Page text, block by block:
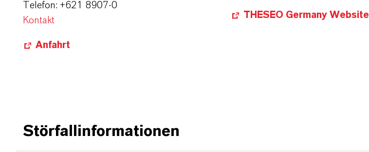
Telefon: +621 8907-0
Kontakt
Anfahrt
THESEO Germany Website
Störfallinformationen